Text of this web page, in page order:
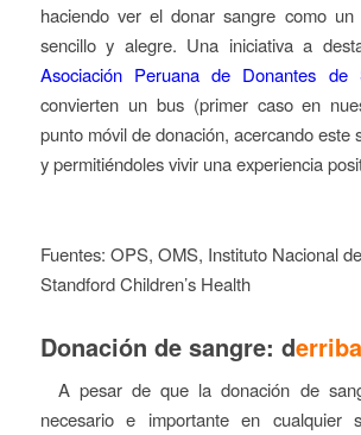
haciendo ver el donar sangre como un
sencillo y alegre. Una iniciativa a
Asociación Peruana de Donantes de
convierten un bus (primer caso en
punto móvil de donación, acercando este
y permitiéndoles vivir una experiencia
Fuentes: OPS, OMS, Instituto Nacional
Standford Children’s Health
Donación de sangre: d
A pesar de que la donación de
necesario e importante en cualquier